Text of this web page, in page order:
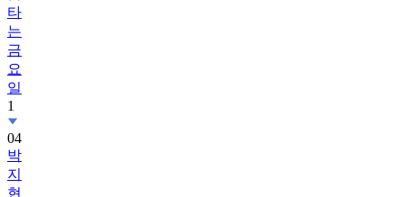
타
는
금
요
일
1
04
박
지
현